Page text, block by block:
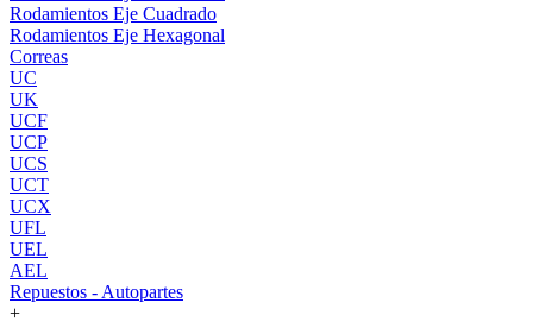
Rodamientos Eje Cuadrado
Rodamientos Eje Hexagonal
Correas
UC
UK
UCF
UCP
UCS
UCT
UCX
UFL
UEL
AEL
Repuestos - Autopartes
+